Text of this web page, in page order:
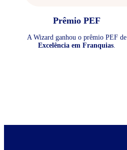
Prêmio PEF
A Wizard ganhou o prêmio PEF de
Excelência em Franquias.